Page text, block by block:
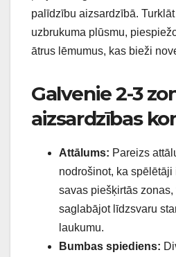
palīdzību aizsardzībā.
uzbrukuma plūsmu,
ātrus lēmumus, kas bieži
Galvenie 2-3
aizsardzības
Attālums: Pareizs
nodrošinot, ka
savas piešķirtās
saglabājot līdzsvaru
laukumu.
Bumbas spiediens: